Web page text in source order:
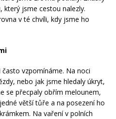
který jsme cestou nalezly.
v té chvíli, kdy jsme ho
vzpomínáme. Na noci
nebo jak jsme hledaly úkryt,
se přecpaly obřím melounem,
větší tůře a na posezení ho
Na vaření v polních